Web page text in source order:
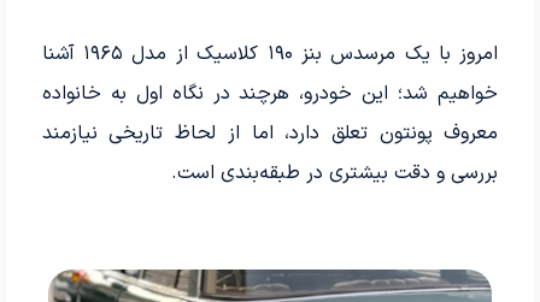
امروز با یک مرسدس بنز ۱۹۰ کلاسیک از مدل ۱۹۶۵ آشنا
خواهیم شد؛ این خودرو، هرچند در نگاه اول به خانواده
معروف پونتون تعلق دارد، اما از لحاظ تاریخی نیازمند
بررسی و دقت بیشتری در طبقه‌بندی است.